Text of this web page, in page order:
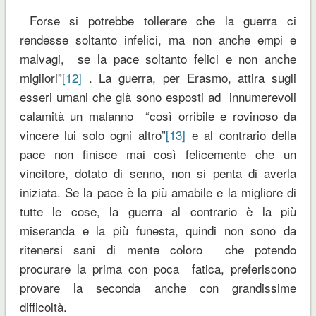
Forse si potrebbe tollerare che la guerra ci
rendesse soltanto infelici, ma non anche empi e
malvagi, se la pace soltanto felici e non anche
migliori”[12] . La guerra, per Erasmo, attira sugli
esseri umani che già sono esposti ad innumerevoli
calamità un malanno “così orribile e rovinoso da
vincere lui solo ogni altro”[13] e al contrario della
pace non finisce mai così felicemente che un
vincitore, dotato di senno, non si penta di averla
iniziata. Se la pace è la più amabile e la migliore di
tutte le cose, la guerra al contrario è la più
miseranda e la più funesta, quindi non sono da
ritenersi sani di mente coloro che potendo
procurare la prima con poca fatica, preferiscono
provare la seconda anche con grandissime
difficoltà.